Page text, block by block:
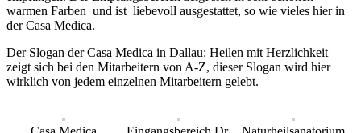
warmen Farben und ist liebevoll ausgestattet, so wie vieles hier in
der Casa Medica.
Der Slogan der Casa Medica in Dallau: Heilen mit Herzlichkeit
zeigt sich bei den Mitarbeitern von A-Z, dieser Slogan wird hier
wirklich von jedem einzelnen Mitarbeitern gelebt.